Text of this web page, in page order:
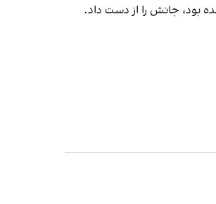
جانش را از دست داد.